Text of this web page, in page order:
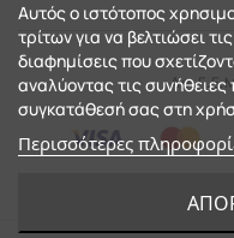
Αρ.
Αυτός ο ιστότοπος
τρίτων για να βελτιώσει
διαφημίσεις που
αναλύοντας τις
συγκατάθεσή σας στη
Περισσότερες
eShop by